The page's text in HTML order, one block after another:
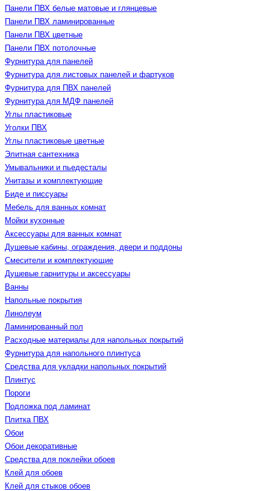
Панели ПВХ белые матовые и глянцевые
Панели ПВХ ламинированные
Панели ПВХ цветные
Панели ПВХ потолочные
Фурнитура для панелей
Фурнитура для листовых панелей и фартуков
Фурнитура для ПВХ панелей
Фурнитура для МДФ панелей
Углы пластиковые
Уголки ПВХ
Углы пластиковые цветные
Элитная сантехника
Умывальники и пьедесталы
Унитазы и комплектующие
Биде и писсуары
Мебель для ванных комнат
Мойки кухонные
Аксессуары для ванных комнат
Душевые кабины, ограждения, двери и поддоны
Смесители и комплектующие
Душевые гарнитуры и аксессуары
Ванны
Напольные покрытия
Линолеум
Ламинированный пол
Расходные материалы для напольных покрытий
Фурнитура для напольного плинтуса
Средства для укладки напольных покрытий
Плинтус
Пороги
Подложка под ламинат
Плитка ПВХ
Обои
Обои декоративные
Средства для поклейки обоев
Клей для обоев
Клей для стыков обоев